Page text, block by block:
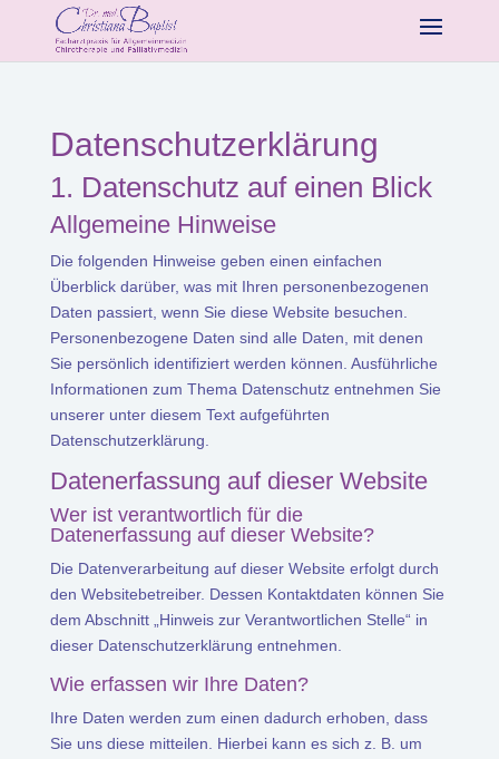
Datenschutz­erklärung
1. Datenschutz auf einen Blick
Allgemeine Hinweise
Die folgenden Hinweise geben einen einfachen
Überblick darüber, was mit Ihren personenbezogenen
Daten passiert, wenn Sie diese Website besuchen.
Personenbezogene Daten sind alle Daten, mit denen
Sie persönlich identifiziert werden können. Ausführliche
Informationen zum Thema Datenschutz entnehmen Sie
unserer unter diesem Text aufgeführten
Datenschutzerklärung.
Datenerfassung auf dieser Website
Wer ist verantwortlich für die
Datenerfassung auf dieser Website?
Die Datenverarbeitung auf dieser Website erfolgt durch
den Websitebetreiber. Dessen Kontaktdaten können Sie
dem Abschnitt „Hinweis zur Verantwortlichen Stelle“ in
dieser Datenschutzerklärung entnehmen.
Wie erfassen wir Ihre Daten?
Ihre Daten werden zum einen dadurch erhoben, dass
Sie uns diese mitteilen. Hierbei kann es sich z. B. um